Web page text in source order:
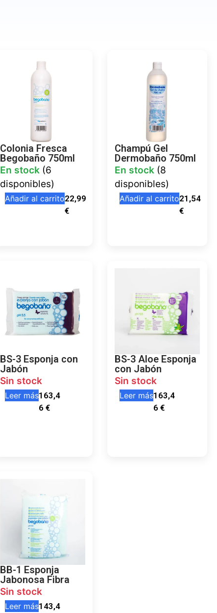
Colonia Fresca
Begobaño 750ml
En stock (6
disponibles)
Añadir al carrito22,99
€
Champú Gel
Dermobaño 750ml
En stock (8
disponibles)
Añadir al carrito21,54
€
BS-3 Esponja con
Jabón
Sin stock
Leer más163,4
6 €
BS-3 Aloe Esponja
con Jabón
Sin stock
Leer más163,4
6 €
BB-1 Esponja
Jabonosa Fibra
Sin stock
Leer más143,4